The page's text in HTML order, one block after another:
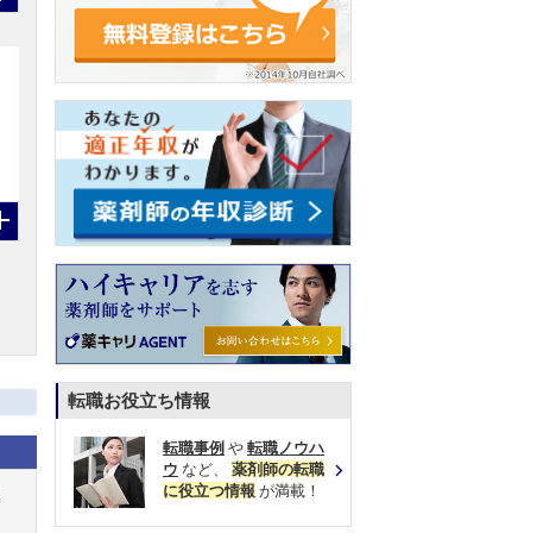
転職お役立ち情報
転職事例 や 転職ノウハ
ウ など、 薬剤師の転職
に役立つ情報 が満載！